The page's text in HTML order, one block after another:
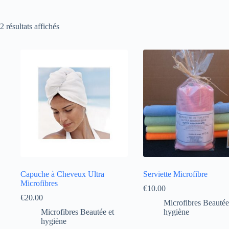
2 résultats affichésTrié
Capuche à Cheveux Ultra
Microfibres
€20.00
Microfibres Beautée et
hygiène
Serviette Microfibre
€10.00
Microfibres
hygiène